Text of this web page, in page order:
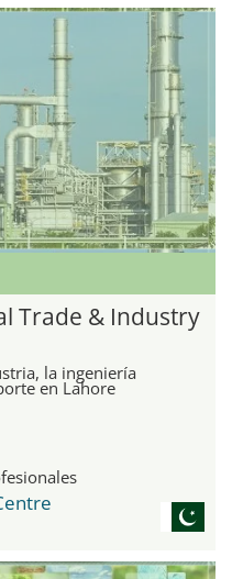
Trade & Industry
la ingeniería
en Lahore